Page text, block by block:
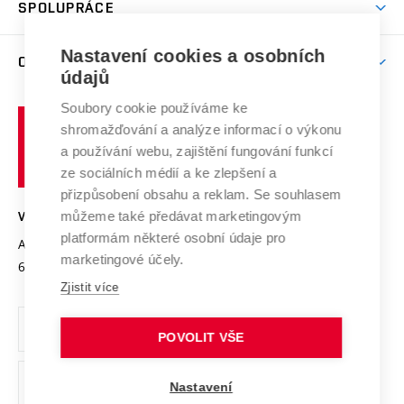
Celoživotní vzdělávání
E-přihláška
Závěrečné práce
Doktorské studium
Studium bez bariér
Podpora podnikání
Mezinárodní vědecká rada
Systém zajišťování kvality výzkumu
Výzkumné infrastruktury
Transfer znalostí
Open Science
Projekty
Projekty ze strukturálních fondů
Specifický výzkum
SPOLUPRÁCE
Firemní spolupráce
Zahraniční spolupráce
Spolupráce se školami
Mezinárodní dohody
Univerzitní sítě
O UNIVERZITĚ
Profil univerzity
Udržitelná univerzita
Podnikavá univerzita / ContriBUTe
Bezpečná univerzita
Vyznamenání
Organizační struktura
Ochrana osobních údajů
odkaz)
učení
technické
Brně
VYSOKÉ UČENÍ TECHNICKÉ V BRNĚ
Antonínská 548/1
602 00 Brno
www.vut.cz
vut@vutbr.cz
Nastavení cookies a osobních
údajů
Soubory cookie používáme ke
shromažďování a analýze informací o výkonu
a používání webu, zajištění fungování funkcí
ze sociálních médií a ke zlepšení a
přizpůsobení obsahu a reklam. Se souhlasem
můžeme také předávat marketingovým
platformám některé osobní údaje pro
marketingové účely.
Zjistit více
POVOLIT VŠE
Nastavení